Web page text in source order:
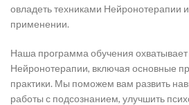
овладеть техниками Нейронотерапии
применении.
Наша программа обучения
Нейронотерапии, включая основные
практики. Мы поможем вам развить
работы с подсознанием, улучшить